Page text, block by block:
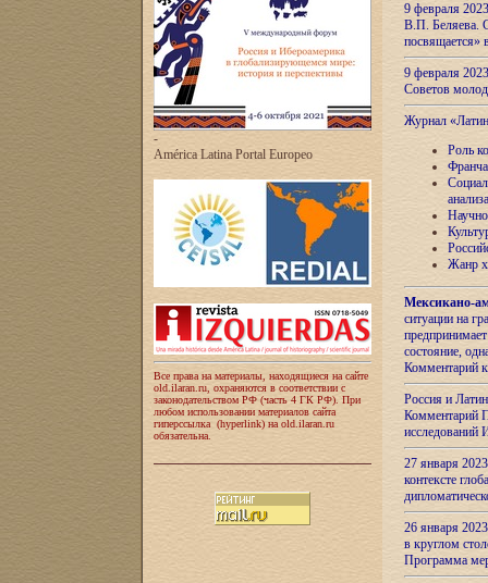
-
América Latina Portal Europeo
Все права на материалы, находящиеся на сайте
old.ilaran.ru, охраняются в соответствии с
законодательством РФ (часть 4 ГК РФ). При
любом использовании материалов сайта
гиперссылка (hyperlink) на old.ilaran.ru
обязательна.
9 февраля
В.П. Беляева.
посвящается»
9 февраля
Советов
Журнал
Роль
анализа
Жанр
Мексикано-
ситуации на
состояние,
Комментарий
Россия и
Комментарий
27 января
контексте
26 января
в круглом
Программа